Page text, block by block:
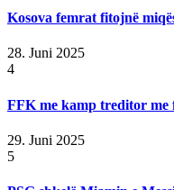
Kosova femrat fitojnë
28. Juni 2025
4
FFK me kamp treditor me
29. Juni 2025
5